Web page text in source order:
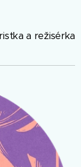
a režisérka